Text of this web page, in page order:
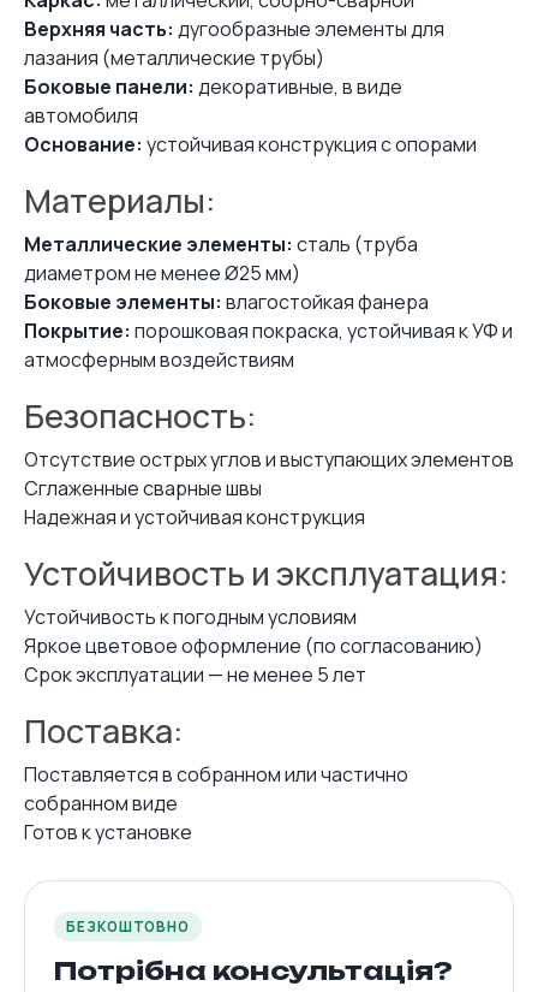
Верхняя часть: дугообразные элементы для
лазания (металлические трубы)
Боковые панели: декоративные, в виде
автомобиля
Основание: устойчивая конструкция с опорами
Материалы:
Металлические элементы: сталь (труба
диаметром не менее Ø25 мм)
Боковые элементы: влагостойкая фанера
Покрытие: порошковая покраска, устойчивая к УФ и
атмосферным воздействиям
Безопасность:
Отсутствие острых углов и выступающих элементов
Сглаженные сварные швы
Надежная и устойчивая конструкция
Устойчивость и эксплуатация:
Устойчивость к погодным условиям
Яркое цветовое оформление (по согласованию)
Срок эксплуатации — не менее 5 лет
Поставка:
Поставляется в собранном или частично
собранном виде
Готов к установке
БЕЗКОШТОВНО
Потрібна консультація?